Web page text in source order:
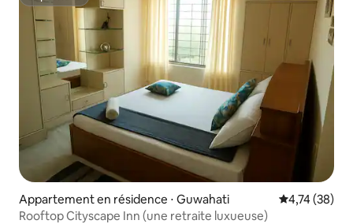
Appartement en résidence ⋅ Guwahati Évaluation
4,74 (38)
Rooftop Cityscape Inn (une retraite luxueuse)